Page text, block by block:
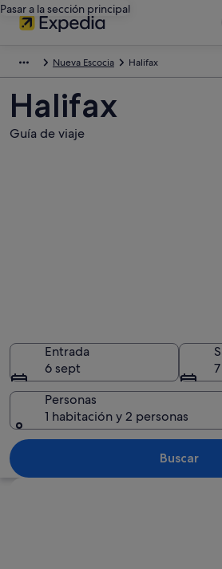
Pasar a la sección principal
Nueva Escocia Halifax
Halifax
Guía de viaje
Un
Entrada
6 sept
Personas
1 habitación y 2 personas
Buscar